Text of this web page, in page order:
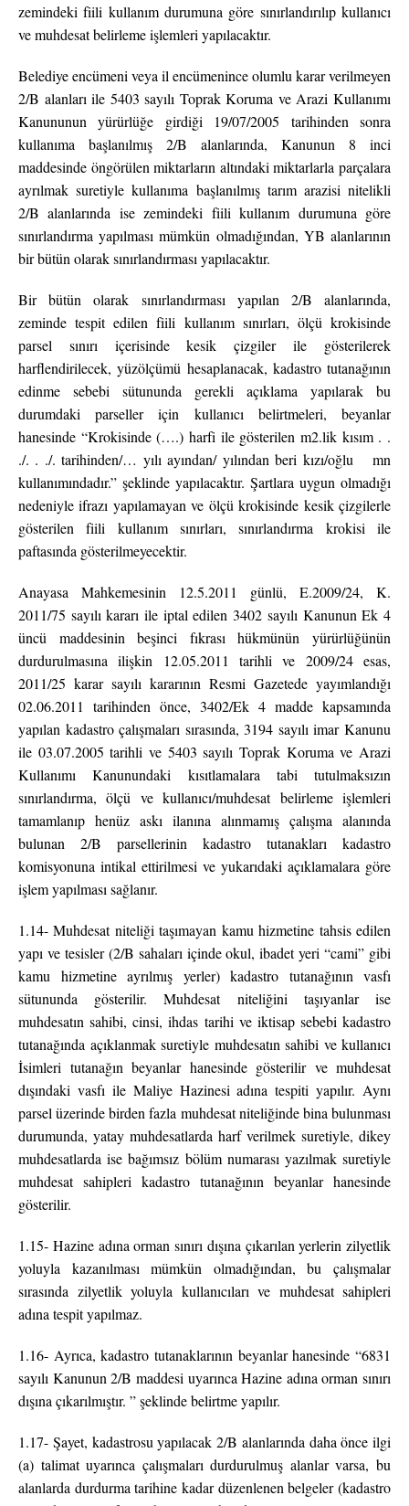
zemindeki fiili kullanım durumuna göre sınırlandırılıp kullanıcı
ve muhdesat belirleme işlemleri yapılacaktır.
Belediye encümeni veya il encümenince olumlu karar verilmeyen
2/B alanları ile 5403 sayılı Toprak Koruma ve Arazi Kullanımı
Kanununun yürürlüğe girdiği 19/07/2005 tarihinden sonra
kullanıma başlanılmış 2/B alanlarında, Kanunun 8 inci
maddesinde öngörülen miktarların altındaki miktarlarla parçalara
ayrılmak suretiyle kullanıma başlanılmış tarım arazisi nitelikli
2/B alanlarında ise zemindeki fiili kullanım durumuna göre
sınırlandırma yapılması mümkün olmadığından, YB alanlarının
bir bütün olarak sınırlandırması yapılacaktır.
Bir bütün olarak sınırlandırması yapılan 2/B alanlarında,
zeminde tespit edilen fiili kullanım sınırları, ölçü krokisinde
parsel sınırı içerisinde kesik çizgiler ile gösterilerek
harflendirilecek, yüzölçümü hesaplanacak, kadastro tutanağının
edinme sebebi sütununda gerekli açıklama yapılarak bu
durumdaki parseller için kullanıcı belirtmeleri, beyanlar
hanesinde “Krokisinde (….) harfi ile gösterilen m2.lik kısım . .
./. . ./. tarihinden/… yılı ayından/ yılından beri kızı/oğlu mn
kullanımındadır.” şeklinde yapılacaktır. Şartlara uygun olmadığı
nedeniyle ifrazı yapılamayan ve ölçü krokisinde kesik çizgilerle
gösterilen fiili kullanım sınırları, sınırlandırma krokisi ile
paftasında gösterilmeyecektir.
Anayasa Mahkemesinin 12.5.2011 günlü, E.2009/24, K.
2011/75 sayılı kararı ile iptal edilen 3402 sayılı Kanunun Ek 4
üncü maddesinin beşinci fıkrası hükmünün yürürlüğünün
durdurulmasına ilişkin 12.05.2011 tarihli ve 2009/24 esas,
2011/25 karar sayılı kararının Resmi Gazetede yayımlandığı
02.06.2011 tarihinden önce, 3402/Ek 4 madde kapsamında
yapılan kadastro çalışmaları sırasında, 3194 sayılı imar Kanunu
ile 03.07.2005 tarihli ve 5403 sayılı Toprak Koruma ve Arazi
Kullanımı Kanunundaki kısıtlamalara tabi tutulmaksızın
sınırlandırma, ölçü ve kullanıcı/muhdesat belirleme işlemleri
tamamlanıp henüz askı ilanına alınmamış çalışma alanında
bulunan 2/B parsellerinin kadastro tutanakları kadastro
komisyonuna intikal ettirilmesi ve yukarıdaki açıklamalara göre
işlem yapılması sağlanır.
1.14- Muhdesat niteliği taşımayan kamu hizmetine tahsis edilen
yapı ve tesisler (2/B sahaları içinde okul, ibadet yeri “cami” gibi
kamu hizmetine ayrılmış yerler) kadastro tutanağının vasfı
sütununda gösterilir. Muhdesat niteliğini taşıyanlar ise
muhdesatın sahibi, cinsi, ihdas tarihi ve iktisap sebebi kadastro
tutanağında açıklanmak suretiyle muhdesatın sahibi ve kullanıcı
İsimleri tutanağın beyanlar hanesinde gösterilir ve muhdesat
dışındaki vasfı ile Maliye Hazinesi adına tespiti yapılır. Aynı
parsel üzerinde birden fazla muhdesat niteliğinde bina bulunması
durumunda, yatay muhdesatlarda harf verilmek suretiyle, dikey
muhdesatlarda ise bağımsız bölüm numarası yazılmak suretiyle
muhdesat sahipleri kadastro tutanağının beyanlar hanesinde
gösterilir.
1.15- Hazine adına orman sınırı dışına çıkarılan yerlerin zilyetlik
yoluyla kazanılması mümkün olmadığından, bu çalışmalar
sırasında zilyetlik yoluyla kullanıcıları ve muhdesat sahipleri
adına tespit yapılmaz.
1.16- Ayrıca, kadastro tutanaklarının beyanlar hanesinde “6831
sayılı Kanunun 2/B maddesi uyarınca Hazine adına orman sınırı
dışına çıkarılmıştır. ” şeklinde belirtme yapılır.
1.17- Şayet, kadastrosu yapılacak 2/B alanlarında daha önce ilgi
(a) talimat uyarınca çalışmaları durdurulmuş alanlar varsa, bu
alanlarda durdurma tarihine kadar düzenlenen belgeler (kadastro